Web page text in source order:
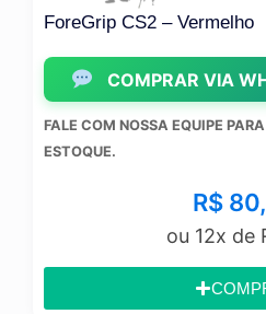
ForeGrip CS2 – Vermelho
COMPRAR VIA
FALE COM NOSSA EQUIPE PARA
ESTOQUE.
R$
ou 12x deR$